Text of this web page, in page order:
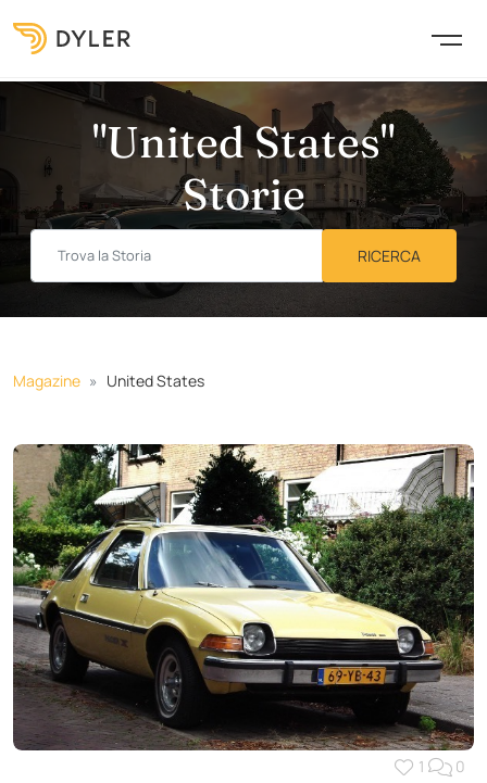
"United States"
Storie
Magazine United States
1 0